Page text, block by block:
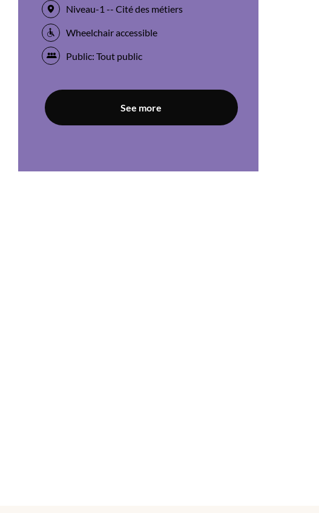
Niveau-1 -- Cité des métiers
Wheelchair accessible
Public: Tout public
See more